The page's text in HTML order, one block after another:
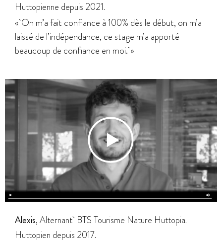
Huttopienne depuis 2021.
« On m’a fait confiance à 100% dès le début, on m’a
laissé de l’indépendance, ce stage m’a apporté
beaucoup de confiance en moi. »
Alexis, Alternant BTS Tourisme Nature Huttopia.
Huttopien depuis 2017.